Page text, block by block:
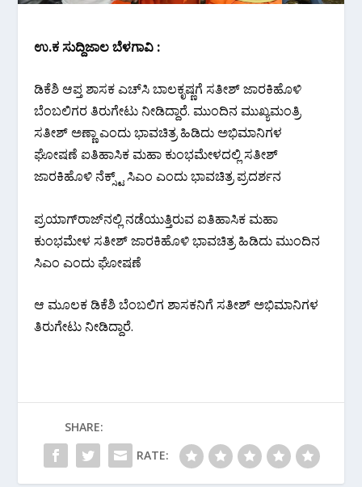
ಉ.ಕ ಸುದ್ದಿಜಾಲ ಬೆಳಗಾವಿ :
ಡಿಕೆಶಿ ಆಪ್ತ ಶಾಸಕ ಎಚ್‌ಸಿ ಬಾಲಕೃಷ್ಣ‌ಗೆ ಸತೀಶ್ ಜಾರಕಿಹೊಳಿ
ಬೆಂಬಲಿಗರ ತಿರುಗೇಟು ನೀಡಿದ್ದಾರೆ. ಮುಂದಿನ ಮುಖ್ಯಮಂತ್ರಿ
ಸತೀಶ್ ಅಣ್ಣಾ ಎಂದು ಭಾವಚಿತ್ರ ಹಿಡಿದು ಅಭಿಮಾನಿಗಳ
ಘೋಷಣೆ ಐತಿಹಾಸಿಕ ಮಹಾ ಕುಂಭಮೇಳದಲ್ಲಿ ಸತೀಶ್
ಜಾರಕಿಹೊಳಿ ನೆಕ್ಸ್ಟ್ ಸಿಎಂ ಎಂದು ಭಾವಚಿತ್ರ ಪ್ರದರ್ಶನ
ಪ್ರಯಾಗ್‌ರಾಜ್‌ನಲ್ಲಿ ನಡೆಯುತ್ತಿರುವ ಐತಿಹಾಸಿಕ ಮಹಾ
ಕುಂಭಮೇಳ ಸತೀಶ್ ಜಾರಕಿಹೊಳಿ ಭಾವಚಿತ್ರ ಹಿಡಿದು ಮುಂದಿನ
ಸಿಎಂ ಎಂದು ಘೋಷಣೆ
ಆ ಮೂಲಕ ಡಿಕೆಶಿ ಬೆಂಬಲಿಗ ಶಾಸಕನಿಗೆ ಸತೀಶ್ ಅಭಿಮಾನಿಗಳ
ತಿರುಗೇಟು ನೀಡಿದ್ದಾರೆ‌.
SHARE:
RATE: